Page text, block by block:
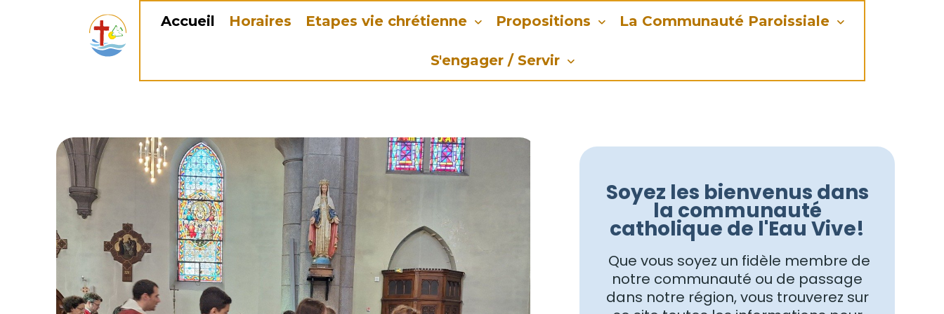
Accueil Horaires Etapes vie chrétienne Propositions La Communauté Paroissiale
S'engager / Servir
Soyez les bienvenus dans
la communauté
catholique de l'Eau Vive!
Que vous soyez un fidèle membre de
notre communauté ou de passage
dans notre région, vous trouverez sur